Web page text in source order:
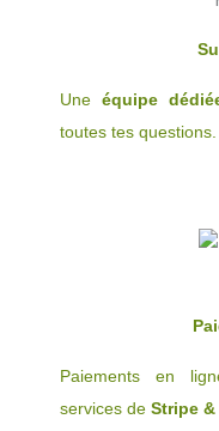
Une équipe
toutes tes questions.
Paiements en
services de Stripe &